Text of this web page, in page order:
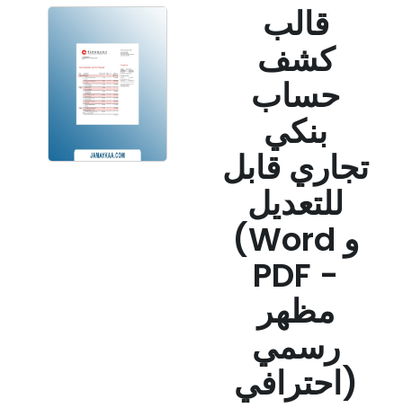
قالب
كشف
حساب
بنكي
تجاري قابل
للتعديل
(Word و
PDF -
مظهر
رسمي
احترافي)